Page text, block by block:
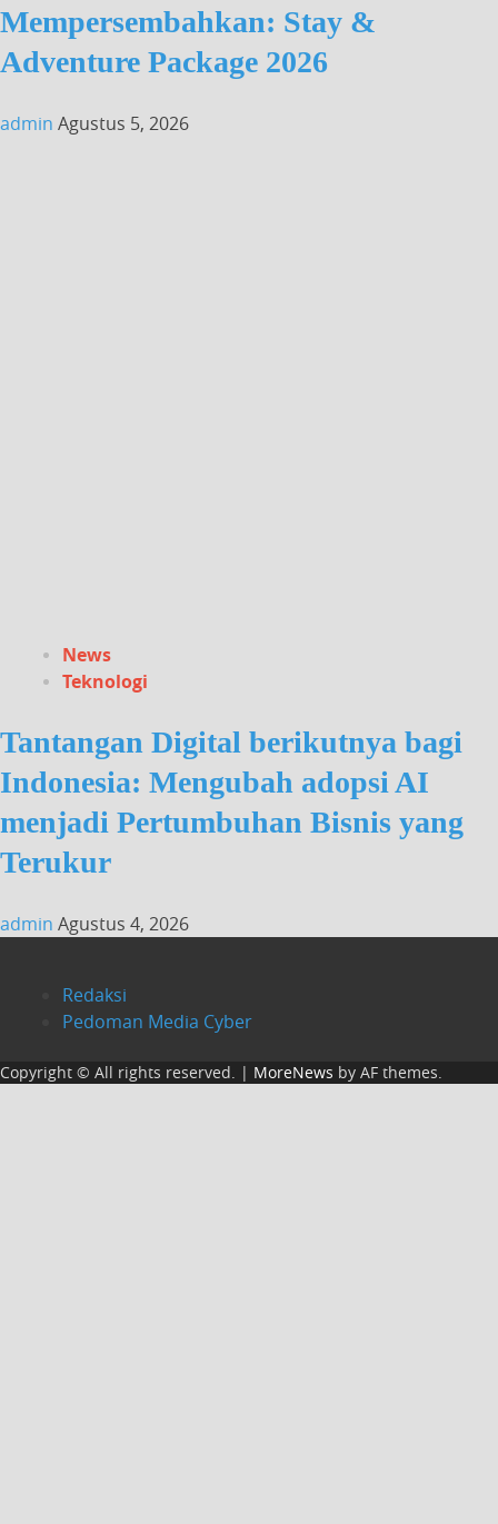
Mempersembahkan: Stay &
Adventure Package 2026
admin Agustus 5, 2026
News
Teknologi
Tantangan Digital berikutnya bagi
Indonesia: Mengubah adopsi AI
menjadi Pertumbuhan Bisnis yang
Terukur
admin Agustus 4, 2026
Redaksi
Pedoman Media Cyber
Copyright © All rights reserved. | MoreNews by AF themes.